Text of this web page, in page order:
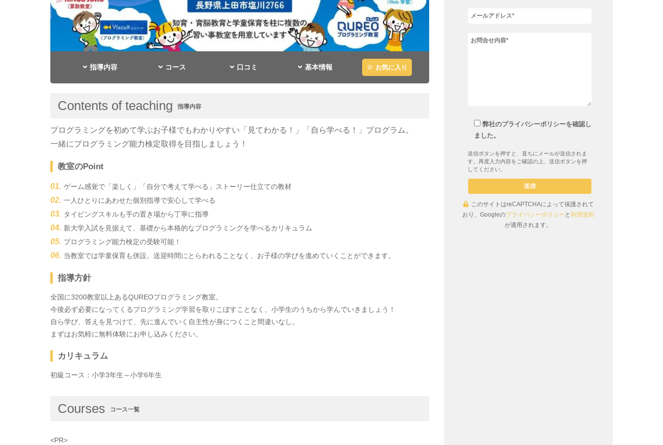
指導内容 コース 口コミ 基本情報 お気に入り
Contents of teaching 指導内容
プログラミングを初めて学ぶお子様でもわかりやすい「見てわかる！」「自ら学べる！」プログラム。
一緒にプログラミング能力検定取得を目指しましょう！
教室のPoint
ゲーム感覚で「楽しく」「自分で考えて学べる」ストーリー仕立ての教材
一人ひとりにあわせた個別指導で安心して学べる
タイピングスキルも手の置き場から丁寧に指導
新大学入試を見据えて、基礎から本格的なプログラミングを学べるカリキュラム
プログラミング能力検定の受験可能！
当教室では学童保育も併設。送迎時間にとらわれることなく、お子様の学びを進めていくことができます。
指導方針
全国に3200教室以上あるQUREOプログラミング教室。
今後必ず必要になってくるプログラミング学習を取りこぼすことなく、小学生のうちから学んでいきましょう！
自ら学び、答えを見つけて、先に進んでいく自主性が身につくこと間違いなし。
まずはお気軽に無料体験にお申し込みください。
カリキュラム
初級コース：小学3年生～小学6年生
Courses コース一覧
<PR>
弊社のプライバシーポリシーを確認し
ました。
送信ボタンを押すと、直ちにメールが送信されま
す。再度入力内容をご確認の上、送信ボタンを押
してください。
このサイトはreCAPTCHAによって保護されて
おり、Googleのプライバシーポリシー と 利用規約
が適用されます。